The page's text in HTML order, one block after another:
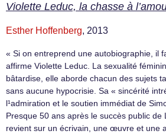
Violette Leduc, la chasse à
Esther Hoffenberg, 2013
« Si on entreprend une autobiographie, il
affirme Violette Leduc. La sexualité
bâtardise, elle aborde chacun des sujets
sans aucune hypocrisie. Sa « sincérité
l¹admiration et le soutien immédiat de
Presque 50 ans après le succès public de
revient sur un écrivain, une œuvre et une